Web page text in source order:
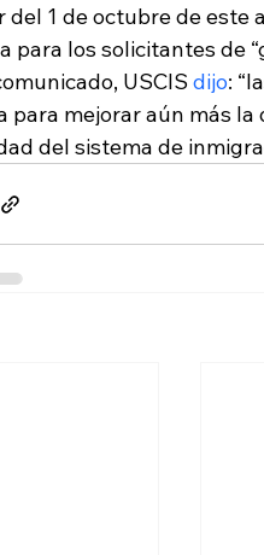
del 1 de octubre de este
para los solicitantes de
USCIS dijo:
para mejorar aún más
del sistema de